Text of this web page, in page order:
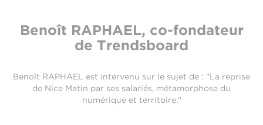
Benoît RAPHAEL, co-fondateur
de Trendsboard
Benoît RAPHAEL est intervenu sur le sujet de : "La reprise
de Nice Matin par ses salariés, métamorphose du
numérique et territoire."